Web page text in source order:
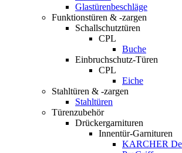
Glastürenbeschläge
Funktionstüren & -zargen
Schallschutztüren
CPL
Buche
Einbruchschutz-Türen
CPL
Eiche
Stahltüren & -zargen
Stahltüren
Türenzubehör
Drückergarnituren
Innentür-Garnituren
KARCHER